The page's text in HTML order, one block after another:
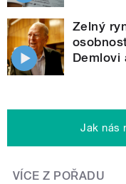
Zelný
Demlovi
Jak nás
VÍCE Z POŘADU